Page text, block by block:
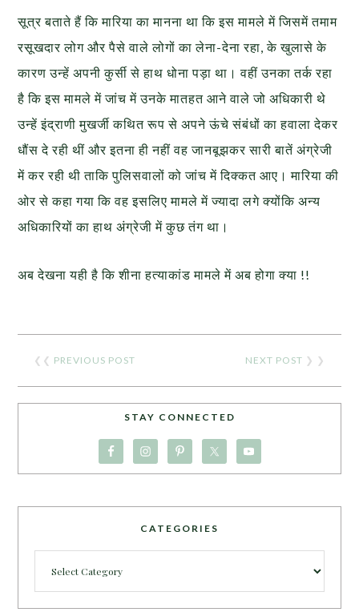
सूत्र बताते हैं कि मारिया का मानना था कि इस मामले में जिसमें तमाम
रसूखदार लोग और पैसे वाले लोगों का लेना-देना रहा, के खुलासे के
कारण उन्हें अपनी कुर्सी से हाथ धोना पड़ा था। वहीं उनका तर्क रहा
है कि इस मामले में जांच में उनके मातहत आने वाले जो अधिकारी थे
उन्हें इंद्राणी मुखर्जी कथित रूप से अपने ऊंचे संबंधों का हवाला देकर
धौंस दे रही थीं और इतना ही नहीं वह जानबूझकर सारी बातें अंग्रेजी
में कर रही थी ताकि पुलिसवालों को जांच में दिक्कत आए। मारिया की
ओर से कहा गया कि वह इसलिए मामले में ज्यादा लगे क्योंकि अन्य
अधिकारियों का हाथ अंग्रेजी में कुछ तंग था।
अब देखना यही है कि शीना हत्याकांड मामले में अब होगा क्या !!
❮❮ PREVIOUS POST NEXT POST ❯ ❯
STAY CONNECTED
CATEGORIES